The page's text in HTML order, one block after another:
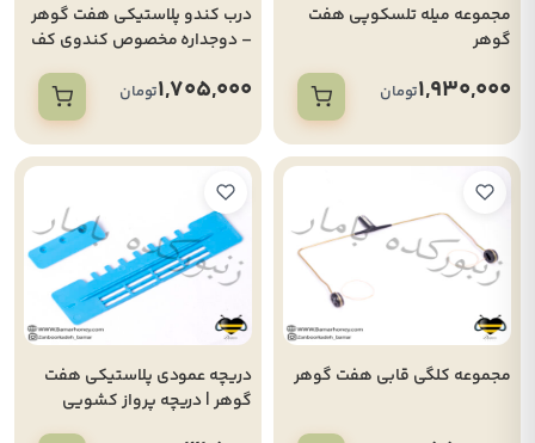
مجموعه میله تلسکوپی هفت
گوهر
1,930,000تومان
درب کندو پلاستیکی هفت گوهر
– دوجداره مخصوص کندوی کف
1,705,000تومان
مجموعه کلگی قابی هفت گوهر
دریچه عمودی پلاستیکی هفت
گوهر | دریچه پرواز کشویی